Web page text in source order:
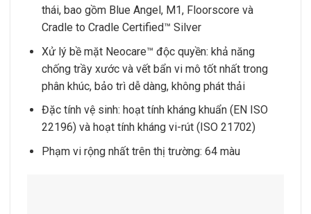
thái, bao gồm Blue Angel, M1, Floorscore và
Cradle to Cradle Certified™ Silver
Xử lý bề mặt Neocare™ độc quyền: khả năng
chống trầy xước và vết bẩn vi mô tốt nhất trong
phân khúc, bảo trì dễ dàng, không phát thải
Đặc tính vệ sinh: hoạt tính kháng khuẩn (EN ISO
22196) và hoạt tính kháng vi-rút (ISO 21702)
Phạm vi rộng nhất trên thị trường: 64 màu